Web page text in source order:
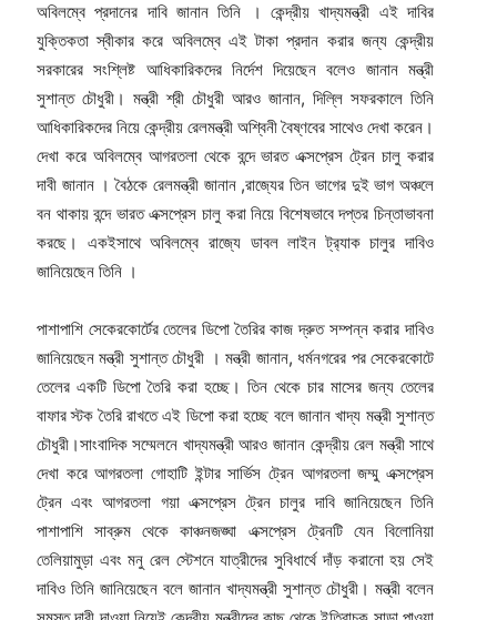
অবিলম্বে প্রদানের দাবি জানান তিনি । কেন্দ্রীয় খাদ্যমন্ত্রী এই দাবির
যুক্তিকতা স্বীকার করে অবিলম্বে এই টাকা প্রদান করার জন্য কেন্দ্রীয়
সরকারের সংশ্লিষ্ট আধিকারিকদের নির্দেশ দিয়েছেন বলেও জানান মন্ত্রী
সুশান্ত চৌধুরী। মন্ত্রী শ্রী চৌধুরী আরও জানান, দিল্লি সফরকালে তিনি
আধিকারিকদের নিয়ে কেন্দ্রীয় রেলমন্ত্রী অশ্বিনী বৈষ্ণবের সাথেও দেখা করেন।
দেখা করে অবিলম্বে আগরতলা থেকে বন্দে ভারত এক্সপ্রেস ট্রেন চালু করার
দাবী জানান । বৈঠকে রেলমন্ত্রী জানান ,রাজ্যের তিন ভাগের দুই ভাগ অঞ্চলে
বন থাকায় বন্দে ভারত এক্সপ্রেস চালু করা নিয়ে বিশেষভাবে দপ্তর চিন্তাভাবনা
করছে। একইসাথে অবিলম্বে রাজ্যে ডাবল লাইন ট্র‍্যাক চালুর দাবিও
জানিয়েছেন তিনি ।
পাশাপাশি সেকেরকোর্টের তেলের ডিপো তৈরির কাজ দ্রুত সম্পন্ন করার দাবিও
জানিয়েছেন মন্ত্রী সুশান্ত চৌধুরী । মন্ত্রী জানান, ধর্মনগরের পর সেকেরকোটে
তেলের একটি ডিপো তৈরি করা হচ্ছে। তিন থেকে চার মাসের জন্য তেলের
বাফার স্টক তৈরি রাখতে এই ডিপো করা হচ্ছে বলে জানান খাদ্য মন্ত্রী সুশান্ত
চৌধুরী।সাংবাদিক সম্মেলনে খাদ্যমন্ত্রী আরও জানান কেন্দ্রীয় রেল মন্ত্রী সাথে
দেখা করে আগরতলা গোহাটি ইন্টার সার্ভিস ট্রেন আগরতলা জম্মু এক্সপ্রেস
ট্রেন এবং আগরতলা গয়া এক্সপ্রেস ট্রেন চালুর দাবি জানিয়েছেন তিনি
পাশাপাশি সাব্রুম থেকে কাঞ্চনজঙ্ঘা এক্সপ্রেস ট্রেনটি যেন বিলোনিয়া
তেলিয়ামুড়া এবং মনু রেল স্টেশনে যাত্রীদের সুবিধার্থে দাঁড় করানো হয় সেই
দাবিও তিনি জানিয়েছেন বলে জানান খাদ্যমন্ত্রী সুশান্ত চৌধুরী। মন্ত্রী বলেন